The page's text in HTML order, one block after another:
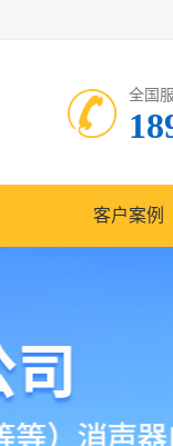
全国
客户案例